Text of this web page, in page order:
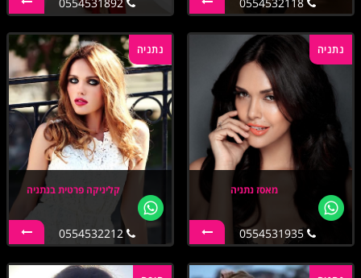
נתניה
מאסז נתניה
0554531935
נתניה
קליניקה פרטית בנתניה
0554532212